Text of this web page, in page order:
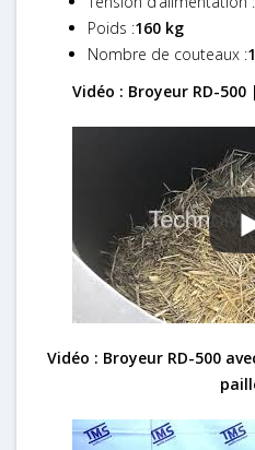
Poids :160 kg
Nombre de couteaux :
Vidéo : Broyeur RD-
Vidéo : Broyeur RD-500